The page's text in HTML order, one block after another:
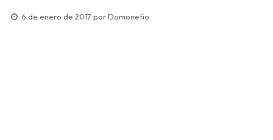
6 de enero de 2017 porDomonetio